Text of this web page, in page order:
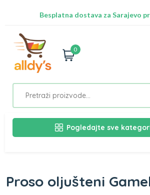
Besplatna dostava za Sarajevo
0
Pogledajte sve
Proso oljušteni